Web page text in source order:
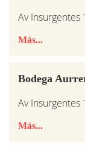
Av Insurgentes
Más...
Bodega
Av Insurgentes
Más...